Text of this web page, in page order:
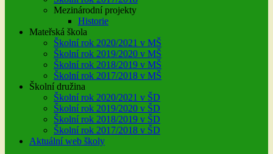
Mezinárodní projekty
Historie
Mateřská škola
Školní rok 2020/2021 v MŠ
Školní rok 2019/2020 v MŠ
Školní rok 2018/2019 v MŠ
Školní rok 2017/2018 v MŠ
Školní družina
Školní rok 2020/2021 v ŠD
Školní rok 2019/2020 v ŠD
Školní rok 2018/2019 v ŠD
Školní rok 2017/2018 v ŠD
Aktuální web školy